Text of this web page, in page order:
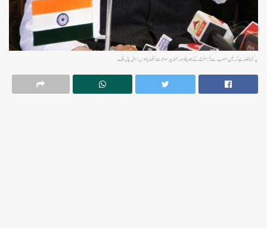
یہ کہنا غلط ہے کہ میں منصب سے فراغت کے بعد پلوامہ حملہ پر سوالات اُٹھارہا ہوں: ستیہ پال ملک